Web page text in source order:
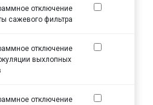
отключение
сажевого фильтра
отключение
выхлопных
отключение